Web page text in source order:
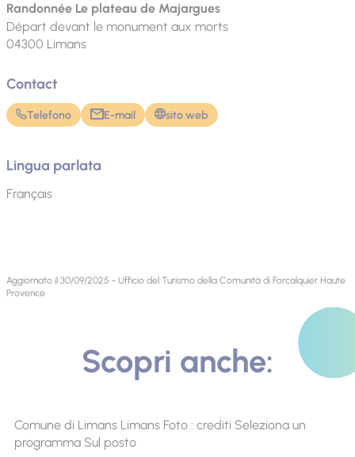
Randonnée Le plateau de Majargues
Départ devant le monument aux morts
04300 Limans
Contact
Telefono E-mail sito web
Lingua parlata
Français
Aggiornato il 30/09/2025 - Ufficio del Turismo della Comunità di Forcalquier Haute
Provence
Scopri anche:
Comune di Limans Limans Foto : crediti Seleziona un
programma Sul posto